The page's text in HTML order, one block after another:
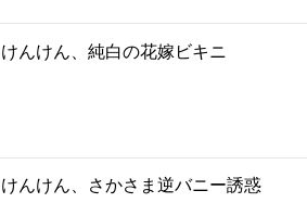
けんけん、純白の花嫁ビキニ
けんけん、さかさま逆バニー誘惑